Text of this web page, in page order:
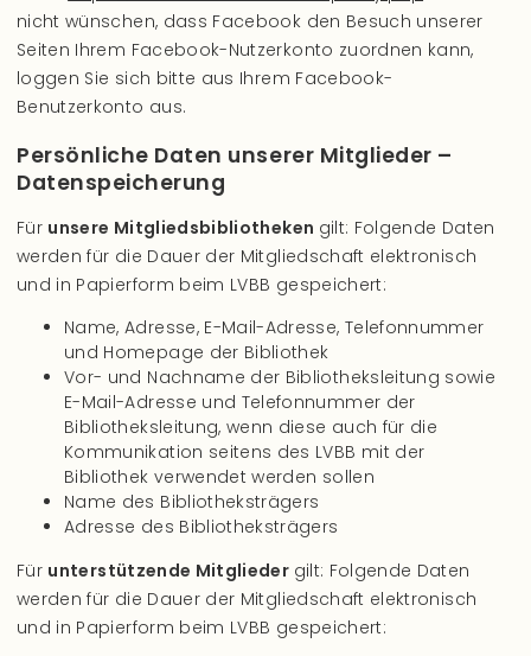
nicht wünschen, dass Facebook den Besuch unserer
Seiten Ihrem Facebook-Nutzerkonto zuordnen kann,
loggen Sie sich bitte aus Ihrem Facebook-
Benutzerkonto aus.
Persönliche Daten unserer Mitglieder –
Datenspeicherung
Für unsere Mitgliedsbibliotheken gilt: Folgende Daten
werden für die Dauer der Mitgliedschaft elektronisch
und in Papierform beim LVBB gespeichert:
Name, Adresse, E-Mail-Adresse, Telefonnummer
und Homepage der Bibliothek
Vor- und Nachname der Bibliotheksleitung sowie
E-Mail-Adresse und Telefonnummer der
Bibliotheksleitung, wenn diese auch für die
Kommunikation seitens des LVBB mit der
Bibliothek verwendet werden sollen
Name des Bibliotheksträgers
Adresse des Bibliotheksträgers
Für unterstützende Mitglieder gilt: Folgende Daten
werden für die Dauer der Mitgliedschaft elektronisch
und in Papierform beim LVBB gespeichert: